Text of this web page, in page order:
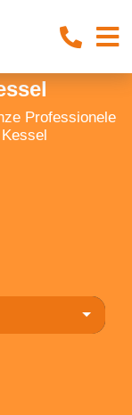
Professionele